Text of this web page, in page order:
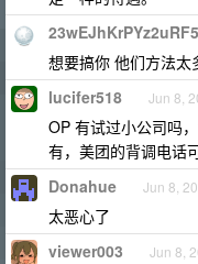
23wEJhKrPYz2uRF5
想要搞你 他们方法太
lucifer518 Jun 8,
OP 有试过小公司吗
有，美团的背调电话
Donahue Jun 8,
太恶心了
viewer003 Jun 8,